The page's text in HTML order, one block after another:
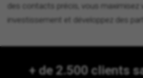
des contacts précis, vous maximisez
investissement et développez des
+ de 2.500 clients